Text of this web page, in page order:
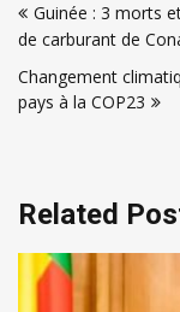
de
l’article
Guinée : 3 morts
de carburant de
Changement
pays à la COP23
Related